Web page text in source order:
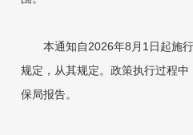
本通知自2026年8月1日起施行
规定，从其规定。政策执行过程
保局报告。